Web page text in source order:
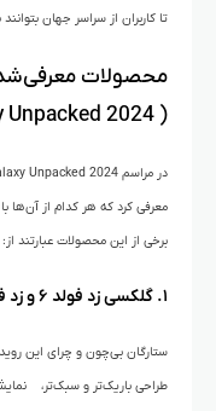
تا کاربران از سراسر جهان
( Galaxy Unpacked 2024)
معرفی کرد که هر کدام از آن‌ها
برخی از این محصولات عبارتند از:
۱. گلکسی زد فولد ۶ و زد فلیپ ۶ ( Galaxy Z Fold 6 and Z Flip 6)
طراحی باریک‌تر و سبک‌تر،